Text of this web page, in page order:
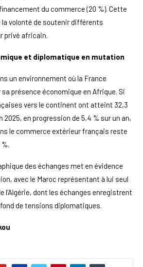
du commerce (20 %). Cette
volonté de soutenir différents
privé africain.
et diplomatique en mutation
un environnement où la France
présence économique en Afrique. Si
vers le continent ont atteint 32,3
2025, en progression de 5,4 % sur un an,
le commerce extérieur français reste
des échanges met en évidence
avec le Maroc représentant à lui seul
l’Algérie, dont les échanges enregistrent
de tensions diplomatiques.